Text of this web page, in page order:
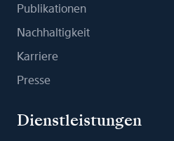
Publikationen
Nachhaltigkeit
Karriere
Presse
Dienstleistungen